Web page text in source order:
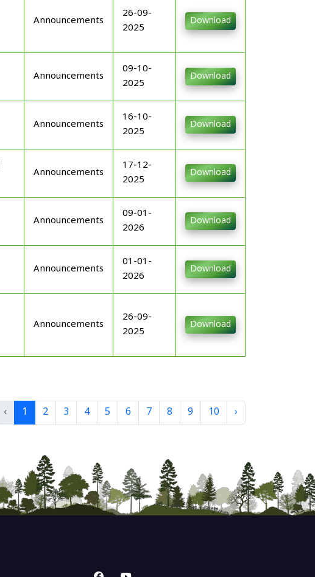
Announcements
26-09-
2025
Download
Announcements
09-10-
2025
Download
Announcements
16-10-
2025
Download
Announcements
17-12-
2025
Download
Announcements
09-01-
2026
Download
Announcements
01-01-
2026
Download
Announcements
26-09-
2025
Download
‹ 1 2 3 4 5 6 7 8 9 10 ›